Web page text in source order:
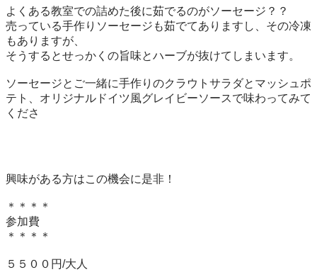
よくある教室での詰めた後に茹でるのがソーセージ？？
売っている手作りソーセージも茹でてありますし、その冷凍
もありますが、
そうするとせっかくの旨味とハーブが抜けてしまいます。
ソーセージとご一緒に手作りのクラウトサラダとマッシュポ
テト、オリジナルドイツ風グレイビーソースで味わってみて
くださ
興味がある方はこの機会に是非！
＊＊＊＊
参加費
＊＊＊＊
５５００円/大人